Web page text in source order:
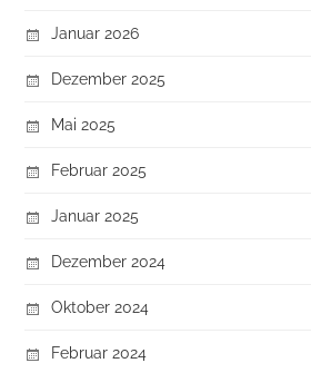
Januar 2026
Dezember 2025
Mai 2025
Februar 2025
Januar 2025
Dezember 2024
Oktober 2024
Februar 2024